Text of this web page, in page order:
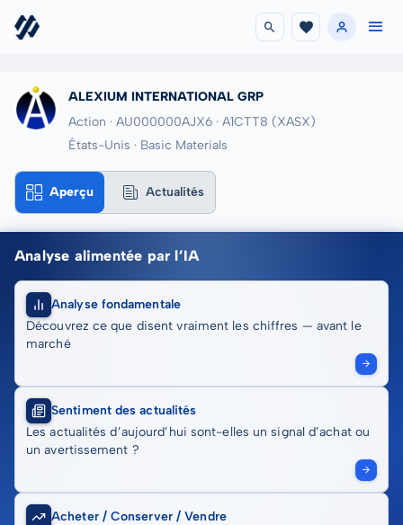
ALEXIUM INTERNATIONAL GRP
Action · AU000000AJX6 · A1CTT8 (XASX)
États-Unis · Basic Materials
Aperçu Actualités
Analyse alimentée par l’IA
Analyse fondamentale
Découvrez ce que disent vraiment les chiffres — avant le
marché
Sentiment des actualités
Les actualités d’aujourd’hui sont-elles un signal d’achat ou
un avertissement ?
Acheter / Conserver / Vendre